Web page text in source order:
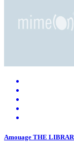
Amouage THE